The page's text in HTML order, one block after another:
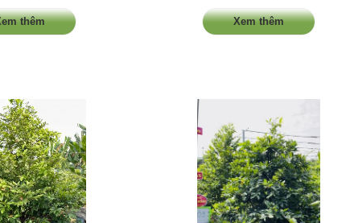
thêm Xem thêm